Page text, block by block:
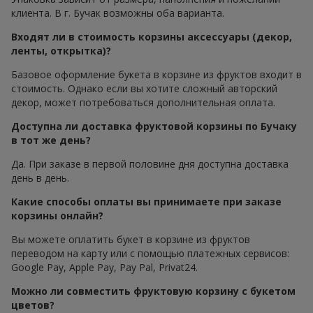
клиента. В г. Бучак возможны оба варианта.
Входят ли в стоимость корзины аксессуары (декор,
ленты, открытка)?
Базовое оформление букета в корзине из фруктов входит в
стоимость. Однако если вы хотите сложный авторский
декор, может потребоваться дополнительная оплата.
Доступна ли доставка фруктовой корзины по Бучаку
в тот же день?
Да. При заказе в первой половине дня доступна доставка
день в день.
Какие способы оплаты вы принимаете при заказе
корзины онлайн?
Вы можете оплатить букет в корзине из фруктов
переводом на карту или с помощью платежных сервисов:
Google Pay, Apple Pay, Pay Pal, Privat24.
Можно ли совместить фруктовую корзину с букетом
цветов?